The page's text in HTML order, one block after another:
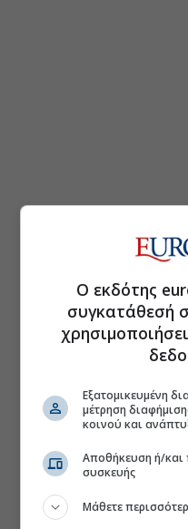
Ο εκδότης
συγκατάθεσή
Εξατομικευμένη
μέτρηση
κοινού και
Αποθήκευση ή/και
συσκευής
Μάθετε